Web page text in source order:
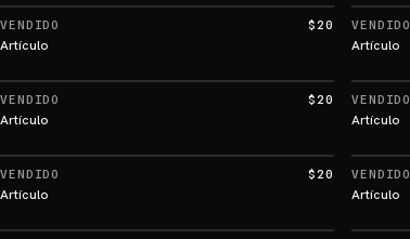
VENDIDO $20
Artículo
VENDIDO
Artículo
VENDIDO $20
Artículo
VENDIDO
Artículo
VENDIDO $20
Artículo
VENDIDO
Artículo